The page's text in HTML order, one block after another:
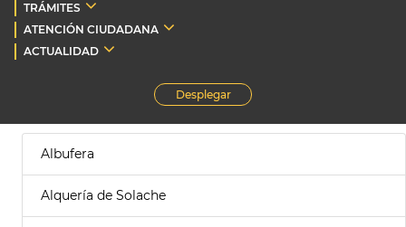
TRÁMITES
ATENCIÓN CIUDADANA
ACTUALIDAD
Desplegar
Albufera
Alquería de Solache